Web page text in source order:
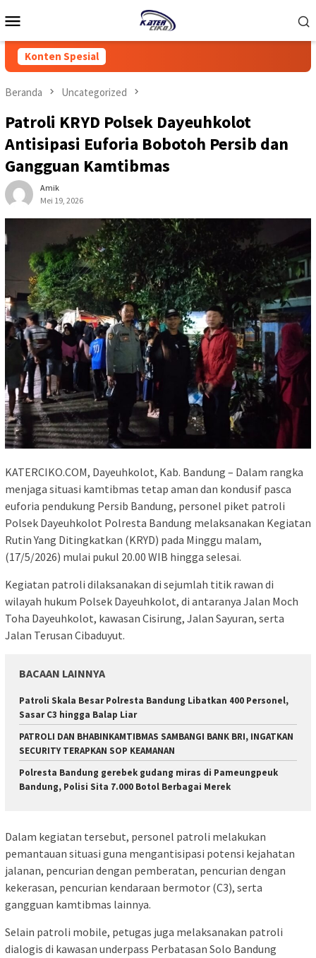
ke
Mobile
Konten Spesial
Beranda Uncategorized
Patroli KRYD Polsek Dayeuhkolot
Antisipasi Euforia Bobotoh Persib dan
Gangguan Kamtibmas
Amik
Mei 19, 2026
KATERCIKO.COM, Dayeuhkolot, Kab. Bandung – Dalam rangka
menjaga situasi kamtibmas tetap aman dan kondusif pasca
euforia pendukung Persib Bandung, personel piket patroli
Polsek Dayeuhkolot Polresta Bandung melaksanakan Kegiatan
Rutin Yang Ditingkatkan (KRYD) pada Minggu malam,
(17/5/2026) mulai pukul 20.00 WIB hingga selesai.
Kegiatan patroli dilaksanakan di sejumlah titik rawan di
wilayah hukum Polsek Dayeuhkolot, di antaranya Jalan Moch
Toha Dayeuhkolot, kawasan Cisirung, Jalan Sayuran, serta
Jalan Terusan Cibaduyut.
BACAAN LAINNYA
Patroli Skala Besar Polresta Bandung Libatkan 400 Personel,
Sasar C3 hingga Balap Liar
‎PATROLI DAN BHABINKAMTIBMAS SAMBANGI BANK BRI, INGATKAN
SECURITY TERAPKAN SOP KEAMANAN
Polresta Bandung gerebek gudang miras di Pameungpeuk
Bandung, Polisi Sita 7.000 Botol Berbagai Merek
Dalam kegiatan tersebut, personel patroli melakukan
pemantauan situasi guna mengantisipasi potensi kejahatan
jalanan, pencurian dengan pemberatan, pencurian dengan
kekerasan, pencurian kendaraan bermotor (C3), serta
gangguan kamtibmas lainnya.
Selain patroli mobile, petugas juga melaksanakan patroli
dialogis di kawasan underpass Perbatasan Solo Bandung